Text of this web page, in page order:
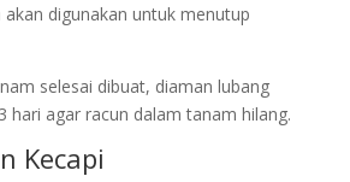
digunakan untuk menutup
selesai dibuat, diaman lubang
hari agar racun dalam tanam hilang.
Kecapi